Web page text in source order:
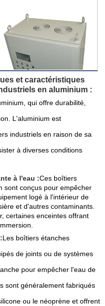
et caractéristiques
en aluminium :
qui offre durabilité,
L'aluminium est
industriels en raison de sa
à diverses conditions
à l'eau :Ces boîtiers
sont conçus pour empêcher
logé à l'intérieur de
et d'autres contaminants.
certaines enceintes offrant
Les boîtiers étanches
de joints ou de systèmes
pour empêcher l'eau de
sont généralement fabriqués
ou le néoprène et offrent